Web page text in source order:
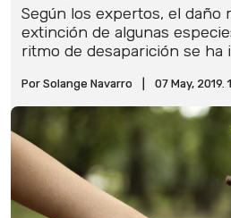
Según los expertos, el daño
extinción de algunas
ritmo de desaparición se ha
Por Solange Navarro 07 May, 2019.